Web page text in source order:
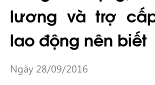
lương và trợ
lao động nên biết
Ngày 28/09/2016